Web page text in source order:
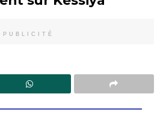
PUBLICITÉ